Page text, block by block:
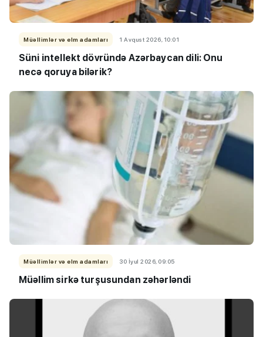
Müəllimlər və elm adamları 1 Avqust 2026, 10:01
Süni intellekt dövründə Azərbaycan dili: Onu
necə qoruya bilərik?
Müəllimlər və elm adamları 30 İyul 2026, 09:05
Müəllim sirkə turşusundan zəhərləndi